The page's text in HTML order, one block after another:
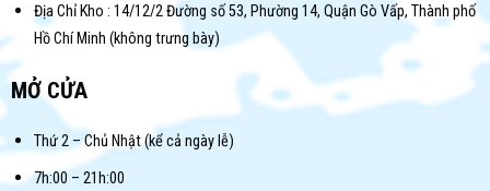
Địa Chỉ Kho : 14/12/2 Đường số 53, Phường 14, Quận Gò Vấp, Thành phố
Hồ Chí Minh (không trưng bày)
MỞ CỬA
Thứ 2 – Chủ Nhật (kể cả ngày lễ)
7h:00 – 21h:00